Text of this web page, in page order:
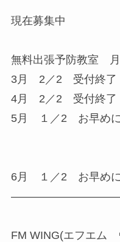
現在募集中
無料出張予防教室 月
3月 2／2 受付終了
4月 2／2 受付終了
5月 １／2 お早めに
6月 １／2 お早めに
FM WING(エフエム